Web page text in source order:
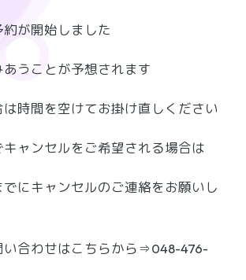
が開始しました
うことが予想されます
時間を空けてお掛け直しください
ャンセルをご希望される場合は
にキャンセルのご連絡をお願いし
合わせはこちらから⇒048-476-